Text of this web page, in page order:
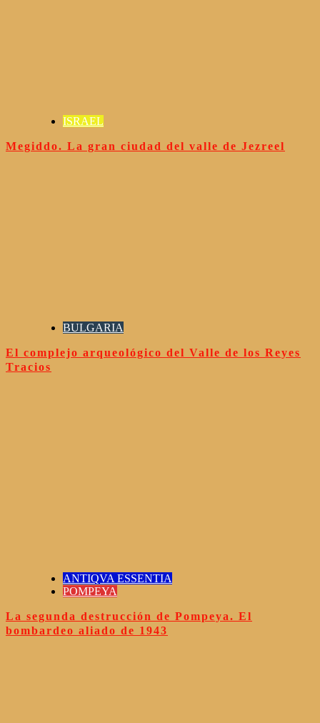
ISRAEL
Megiddo. La gran ciudad del valle de Jezreel
BULGARIA
El complejo arqueológico del Valle de los Reyes
Tracios
ANTIQVA ESSENTIA
POMPEYA
La segunda destrucción de Pompeya. El
bombardeo aliado de 1943